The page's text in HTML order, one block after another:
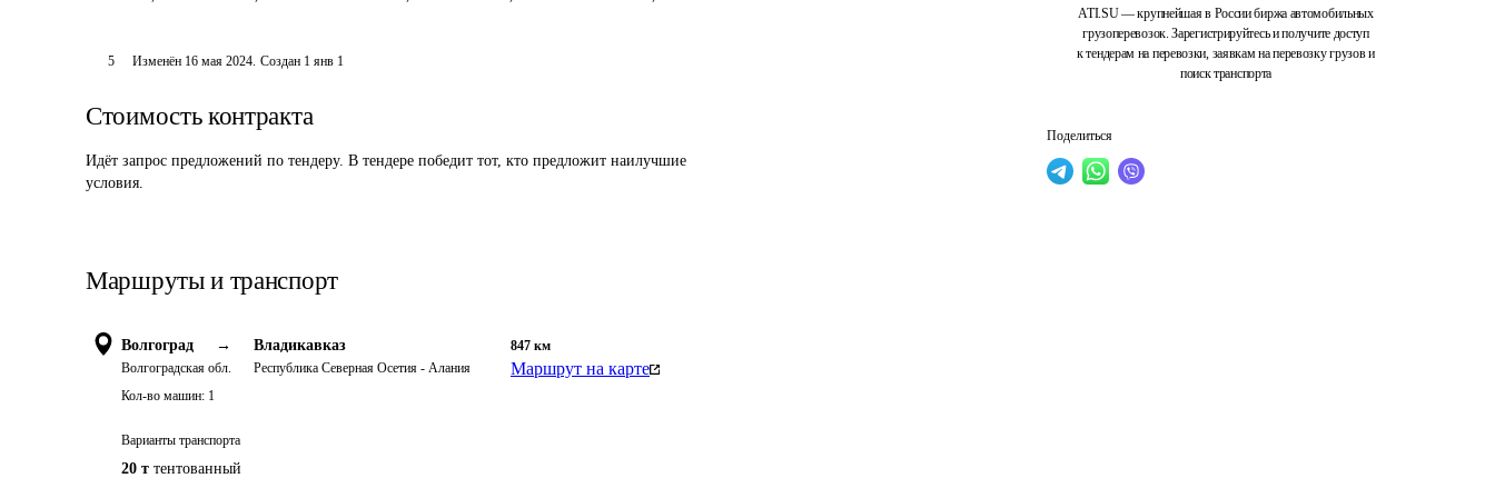
ATI.SU — крупнейшая в России биржа автомобильных
грузоперевозок. Зарегистрируйтесь и получите доступ
к тендерам на перевозки, заявкам на перевозку грузов и
поиск транспорта
Поделиться
5 Изменён 16 мая 2024. Создан 1 янв 1
Стоимость контракта
Идёт запрос предложений по тендеру. В тендере победит тот, кто предложит наилучшие
условия.
Маршруты и транспорт
Волгоград →
Волгоградская обл.
Владикавказ
Республика Северная Осетия - Алания
847 км
Маршрут на карте
Кол-во машин: 1
Варианты транспорта
20 т тентованный